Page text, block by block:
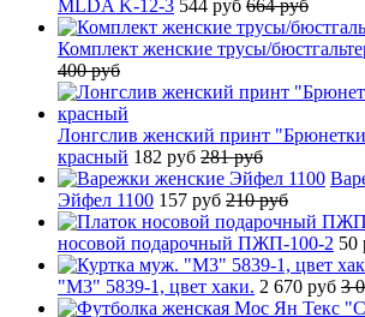
MLDA K-12-3 544 руб 664 руб
Комплект женские трусы/
400 руб
Лонгслив женский принт
красный 182 руб 281 руб
Эйфел 1100 157 руб 210 руб
носовой подарочный ПЖП-100-2 50
"М3" 5839-1, цвет хаки. 2 670 руб 3